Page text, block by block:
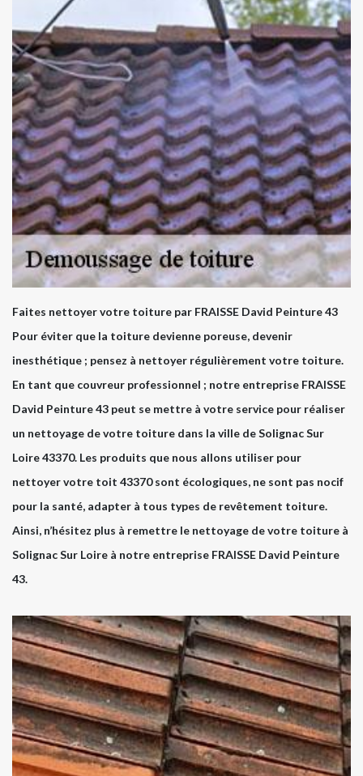
Faites nettoyer votre toiture par FRAISSE David Peinture 43
Pour éviter que la toiture devienne poreuse, devenir
inesthétique ; pensez à nettoyer régulièrement votre toiture.
En tant que couvreur professionnel ; notre entreprise FRAISSE
David Peinture 43 peut se mettre à votre service pour réaliser
un nettoyage de votre toiture dans la ville de Solignac Sur
Loire 43370. Les produits que nous allons utiliser pour
nettoyer votre toit 43370 sont écologiques, ne sont pas nocif
pour la santé, adapter à tous types de revêtement toiture.
Ainsi, n’hésitez plus à remettre le nettoyage de votre toiture à
Solignac Sur Loire à notre entreprise FRAISSE David Peinture
43.